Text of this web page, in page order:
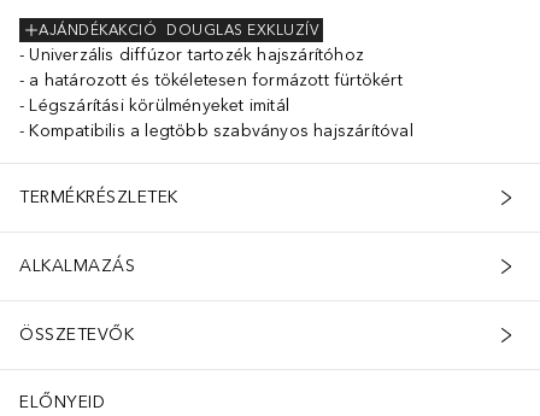
DOUGLAS EXKLUZÍV
AJÁNDÉKAKCIÓ
Univerzális diffúzor tartozék hajszárítóhoz
a határozott és tökéletesen formázott fürtökért
Légszárítási körülményeket imitál
Kompatibilis a legtöbb szabványos hajszárítóval
TERMÉKRÉSZLETEK
ALKALMAZÁS
ÖSSZETEVŐK
ELŐNYEID